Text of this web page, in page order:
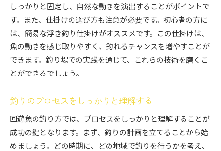
しっかりと固定し、自然な動きを演出することがポイントで
す。また、仕掛けの選び方も注意が必要です。初心者の方に
は、簡易な浮き釣り仕掛けがオススメです。この仕掛けは、
魚の動きを感じ取りやすく、釣れるチャンスを増やすことが
できます。釣り場での実践を通じて、これらの技術を磨くこ
とができるでしょう。
釣りのプロセスをしっかりと理解する
回遊魚の釣り方では、プロセスをしっかりと理解することが
成功の鍵となります。まず、釣りの計画を立てることから始
めましょう。どの時期に、どの地域で釣りを行うかを考え、